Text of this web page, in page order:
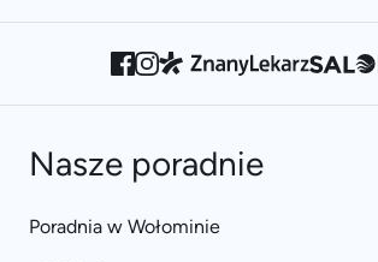
Nasze poradnie
Poradnia w Wołominie